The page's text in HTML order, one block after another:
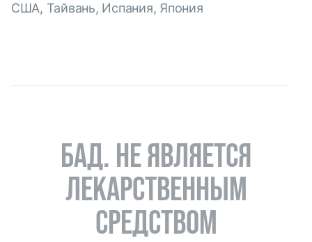
США, Тайвань, Испания, Япония
БАД. НЕ ЯВЛЯЕТСЯ
ЛЕКАРСТВЕННЫМ
СРЕДСТВОМ